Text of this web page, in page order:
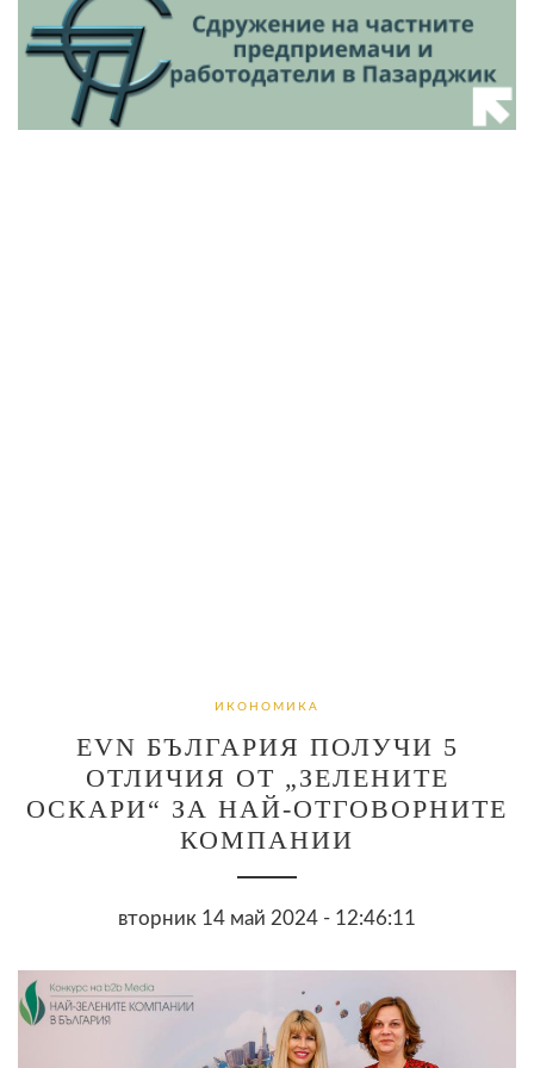
ИКОНОМИКА
EVN БЪЛГАРИЯ ПОЛУЧИ 5
ОТЛИЧИЯ ОТ „ЗЕЛЕНИТЕ
ОСКАРИ“ ЗА НАЙ-ОТГОВОРНИТЕ
КОМПАНИИ
вторник 14 май 2024 - 12:46:11